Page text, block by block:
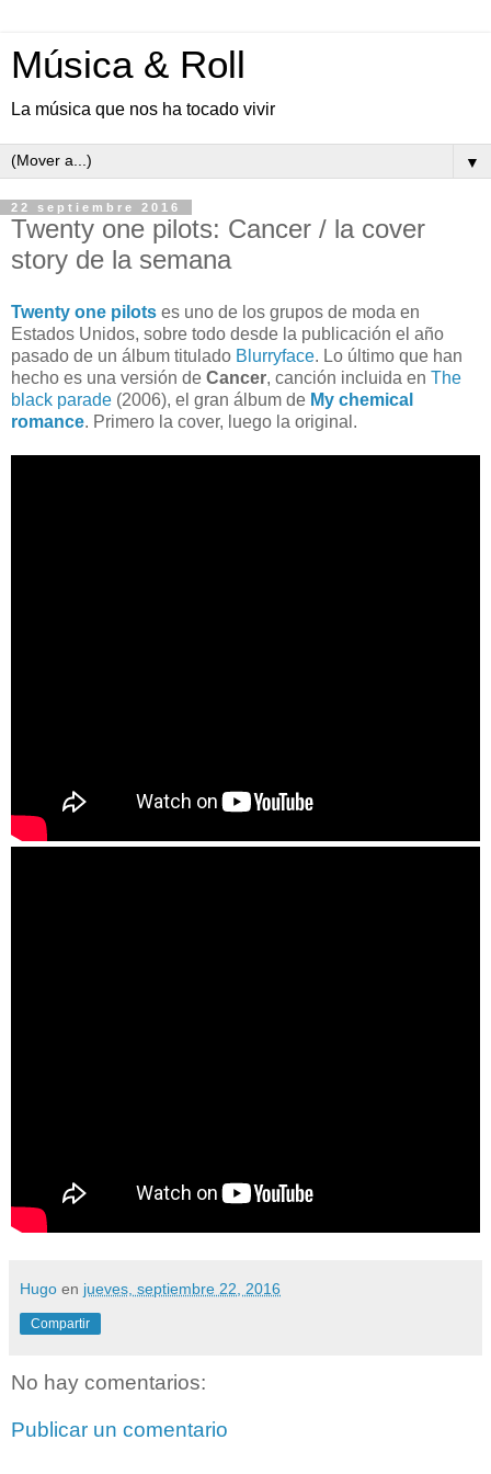
Música & Roll
La música que nos ha tocado vivir
▼
22 septiembre 2016
Twenty one pilots: Cancer / la cover
story de la semana
Twenty one pilots es uno de los grupos de moda en
Estados Unidos, sobre todo desde la publicación el año
pasado de un álbum titulado Blurryface. Lo último que han
hecho es una versión de Cancer, canción incluida en The
black parade (2006), el gran álbum de My chemical
romance. Primero la cover, luego la original.
Hugo en jueves, septiembre 22, 2016
Compartir
No hay comentarios:
Publicar un comentario